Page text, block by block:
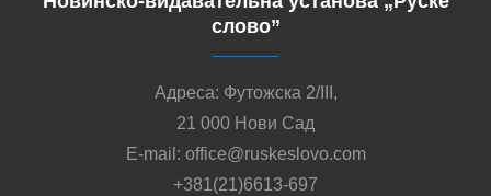
слово”
Адреса: Футожска 2/III,
21 000 Нови Сад
E-mail: office@ruskeslovo.com
+381(21)6613-697